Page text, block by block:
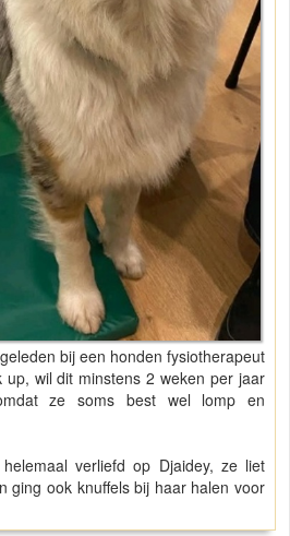
bij een honden fysiotherapeut
wil dit minstens 2 weken per jaar
ze soms best wel lomp en
verliefd op Djaidey, ze liet
ging ook knuffels bij haar halen voor